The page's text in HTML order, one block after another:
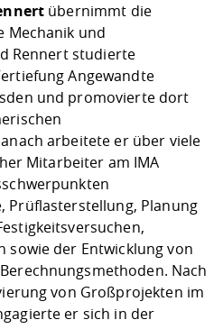
übernimmt die
Mechanik und
Rennert studierte
Angewandte
und promovierte dort
arbeitete er über viele
Mitarbeiter am IMA
Prüflasterstellung, Planung
sowie der Entwicklung von
Nach
von Großprojekten im
er sich in der